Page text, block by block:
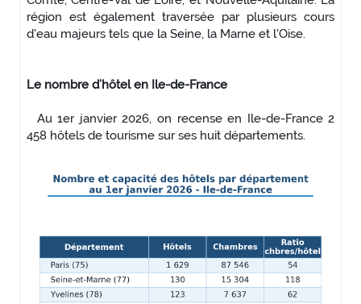
région est également traversée par plusieurs cours
d'eau majeurs tels que la Seine, la Marne et l'Oise.
Le nombre d’hôtel en Ile-de-France
Au 1er janvier 2026, on recense en Ile-de-France 2
458 hôtels de tourisme sur ses huit départements.